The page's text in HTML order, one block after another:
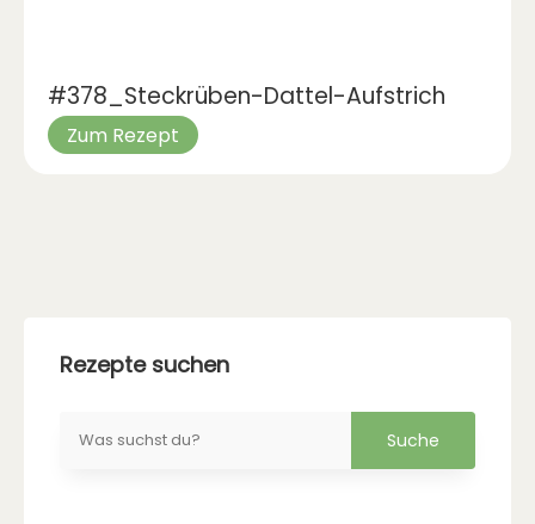
#378_Steckrüben-Dattel-Aufstrich
Zum Rezept
Rezepte suchen